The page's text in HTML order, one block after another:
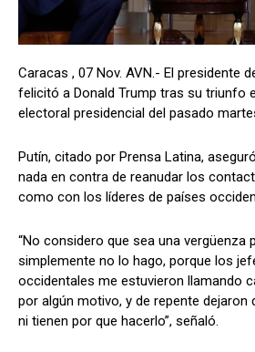
Caracas , 07 Nov. AVN.- El presidente
felicitó a Donald Trump tras su triunfo
electoral presidencial del pasado
Putín, citado por Prensa Latina,
nada en contra de reanudar los
como con los líderes de países
“No considero que sea una vergüenza
simplemente no lo hago, porque los
occidentales me estuvieron llamando
por algún motivo, y de repente dejaron
ni tienen por que hacerlo”, señaló.